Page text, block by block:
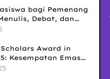
bagi Pemenang
Debat, dan
Kesempatan
Scholars Award in
Kesempatan Emas
Pendanaan